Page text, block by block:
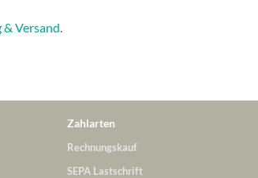
& Versand.
Zahlarten
Rechnungskauf
SEPA Lastschrift